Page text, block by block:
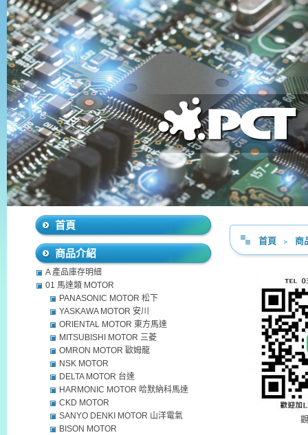
首頁 ﹥ 商
首頁
商品介紹
A 產品庫存明細
01 馬達類 MOTOR
PANASONIC MOTOR 松下
YASKAWA MOTOR 安川
ORIENTAL MOTOR 東方馬達
MITSUBISHI MOTOR 三菱
OMRON MOTOR 歐姆龍
NSK MOTOR
DELTA MOTOR 台達
HARMONIC MOTOR 哈默納科馬達
CKD MOTOR
SANYO DENKI MOTOR 山洋電氣
BISON MOTOR